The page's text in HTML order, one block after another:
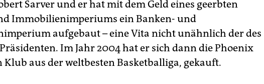
Sarver und er hat mit dem Geld eines geerbten
Immobilienimperiums ein Banken- und
aufgebaut – eine Vita nicht unähnlich der des
Im Jahr 2004 hat er sich dann die Phoenix
Klub aus der weltbesten Basketballiga, gekauft.